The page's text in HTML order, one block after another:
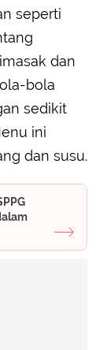
seperti
dan
bola
sedikit
ini
dan susu.